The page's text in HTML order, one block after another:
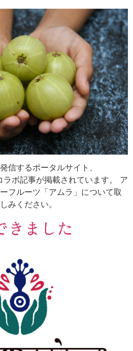
信するポータルサイト、
ボ記事が掲載されています。 ア
フルーツ「アムラ」について取
みください。
きました